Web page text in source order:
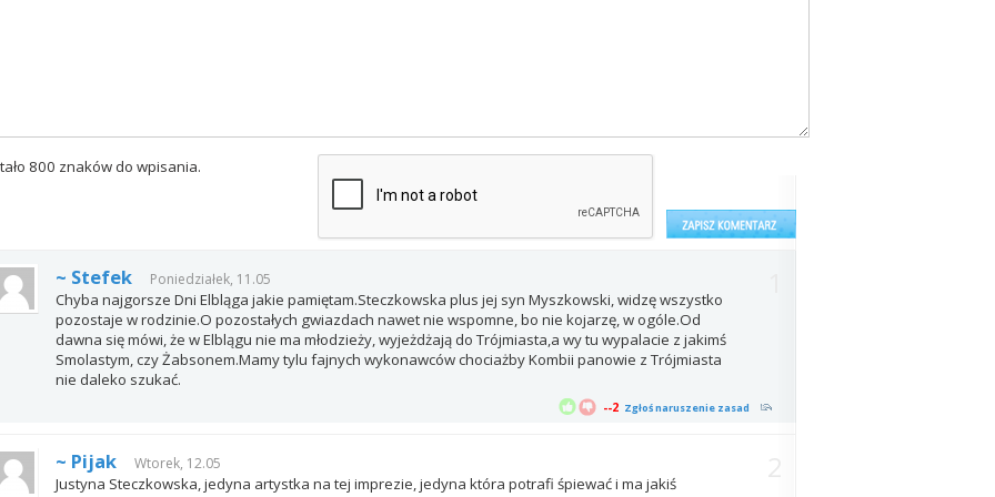
800 znaków do wpisania.
--2
~ Stefek Poniedziałek, 11.05
Chyba najgorsze Dni Elbląga jakie pamiętam.Steczkowska plus jej syn Myszkowski, widzę wszystko
pozostaje w rodzinie.O pozostałych gwiazdach nawet nie wspomne, bo nie kojarzę, w ogóle.Od
dawna się mówi, że w Elblągu nie ma młodzieży, wyjeżdżają do Trójmiasta,a wy tu wypalacie z jakimś
Smolastym, czy Żabsonem.Mamy tylu fajnych wykonawców chociażby Kombii panowie z Trójmiasta
nie daleko szukać.
Zgłoś naruszenie zasad
~ Pijak Wtorek, 12.05
Justyna Steczkowska, jedyna artystka na tej imprezie, jedyna która potrafi śpiewać i ma jakiś